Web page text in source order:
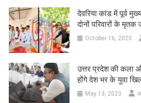
देवरिया कांड में पूर्व
दोनों परिवारों के मृतक
October 16, 2023
उत्तर प्रदेश की कला
होंगे देश भर के युवा
May 13, 2023